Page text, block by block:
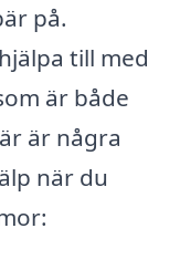
på.
till med
är både
är några
när du